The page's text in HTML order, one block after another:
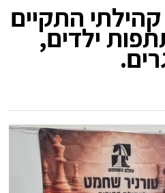
התקיים
ילדים,